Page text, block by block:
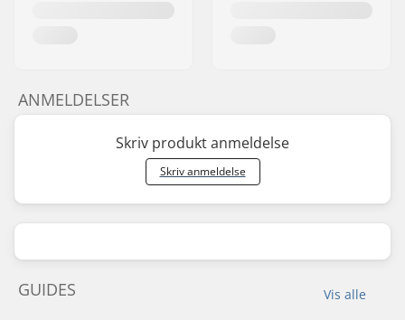
ANMELDELSER
Skriv produkt anmeldelse
Skriv anmeldelse
Vis alle
GUIDES